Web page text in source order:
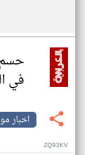
في
اخبار
ZQ93KV